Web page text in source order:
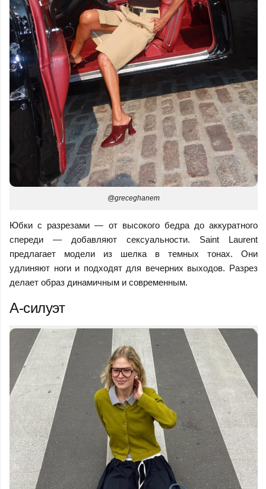
@greceghanem
Юбки с разрезами — от высокого бедра до аккуратного
спереди — добавляют сексуальности. Saint Laurent
предлагает модели из шелка в темных тонах. Они
удлиняют ноги и подходят для вечерних выходов. Разрез
делает образ динамичным и современным.
А-силуэт